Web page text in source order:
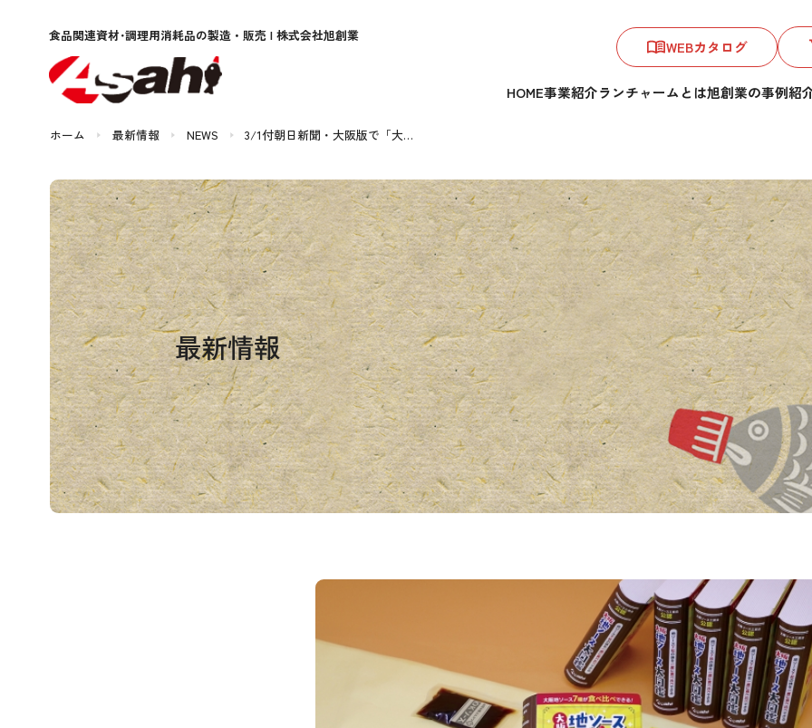
食品関連資材･調理用消耗品の製造・販売 | 株式会社旭創業
WEBカタログ
HOME事業紹介ランチャームとは旭創業の事例紹
ホーム 最新情報 NEWS 3/1付朝日新聞・大阪版で「大…
最新情報